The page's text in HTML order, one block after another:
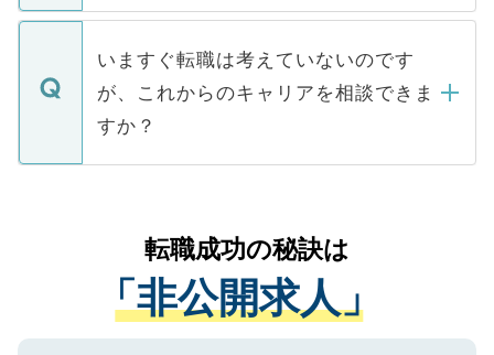
関を公にしてしまうと、応募が殺到する場
に、医療機関が求める条件に合った人材の
みを人材紹介会社に依頼するケースが増え
ています。
定を承諾する必要はありません。内定先へ
の辞退の連絡はキャリアパートナーが行い
個人情報が漏えいすることはありませんの
で、ご安心ください。当サイトからの登録
などで収集したご登録者様の個人情報は、
ご本人のキャリアアップおよび転職活動の
支援を目的に使用いたします。お預かりし
ているすべての個人データはご本人の許可
は、個人情報の取り扱いについての厳密な
管理基準を満たした事業者のみに付与され
る、プライバシーマークを取得済みです。
いますぐ転職は考えていないのです
が、これからのキャリアを相談できま
すか？
かがいして、現在の医療機関の状況や紹介
経験をまじえながら、適切なアドバイスを
させていただきます。すぐにご転職をされ
ない方には、長期的なサポートが可能です
ので、まずはご登録ください。
転職成功の秘訣は
「非公開求人」